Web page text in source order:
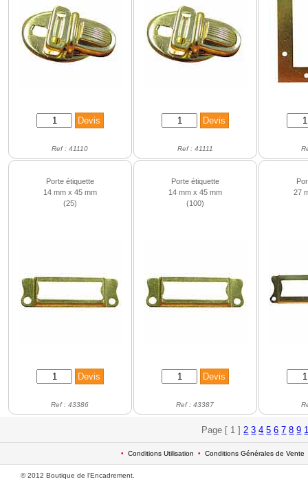
Ref : 41110 Ref : 41111
Porte étiquette
14 mm x 45 mm
(25)
Ref : 43386
Porte étiquette
14 mm x 45 mm
(100)
Ref : 43387
27
Page [ 1 ]2 3 4 5 6 7 8 9
• Conditions Utilisation • Conditions Générales de Vente
© 2012 Boutique de l'Encadrement.